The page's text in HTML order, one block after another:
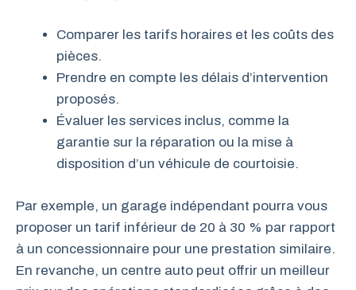
Comparer les tarifs horaires et les coûts des
pièces.
Prendre en compte les délais d’intervention
proposés.
Évaluer les services inclus, comme la
garantie sur la réparation ou la mise à
disposition d’un véhicule de courtoisie.
Par exemple, un garage indépendant pourra vous
proposer un tarif inférieur de 20 à 30 % par rapport
à un concessionnaire pour une prestation similaire.
En revanche, un centre auto peut offrir un meilleur